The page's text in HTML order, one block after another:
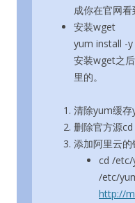
成你在官网
安装wget
yum install -
安装wget之
里的。
清除yum缓
删除官方源
添加阿里云的
cd /etc/
/etc/
http://